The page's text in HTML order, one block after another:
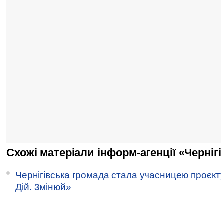
Схожі матеріали інформ-агенції
Чернігівська громада стала учасницею
Дій. Змінюй»